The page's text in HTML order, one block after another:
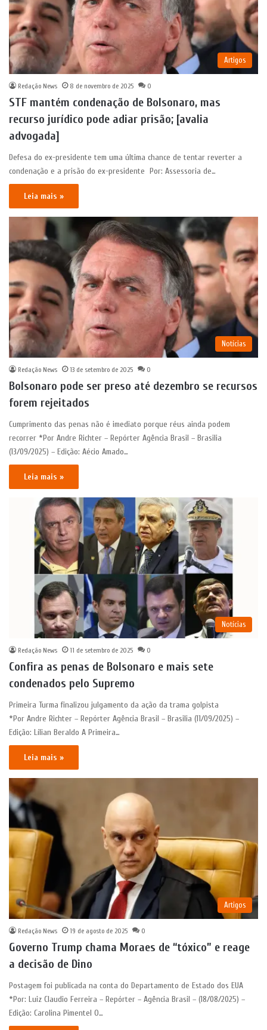
Artigos
Redação News 8 de novembro de 2025 0
STF mantém condenação de Bolsonaro, mas
recurso jurídico pode adiar prisão; [avalia
advogada]
Defesa do ex-presidente tem uma última chance de tentar reverter a
condenação e a prisão do ex-presidente Por: Assessoria de…
Leia mais »
Notícias
Redação News 13 de setembro de 2025 0
Bolsonaro pode ser preso até dezembro se recursos
forem rejeitados
Cumprimento das penas não é imediato porque réus ainda podem
recorrer *Por Andre Richter – Repórter Agência Brasil – Brasilia
(13/09/2025) – Edição: Aécio Amado…
Leia mais »
Notícias
Redação News 11 de setembro de 2025 0
Confira as penas de Bolsonaro e mais sete
condenados pelo Supremo
Primeira Turma finalizou julgamento da ação da trama golpista
*Por Andre Richter – Repórter Agência Brasil – Brasilia (11/09/2025) –
Edição: Lílian Beraldo A Primeira…
Leia mais »
Artigos
Redação News 19 de agosto de 2025 0
Governo Trump chama Moraes de “tóxico” e reage
a decisão de Dino
Postagem foi publicada na conta do Departamento de Estado dos EUA
*Por: Luiz Claudio Ferreira – Repórter – Agência Brasil – (18/08/2025) –
Edição: Carolina Pimentel O…